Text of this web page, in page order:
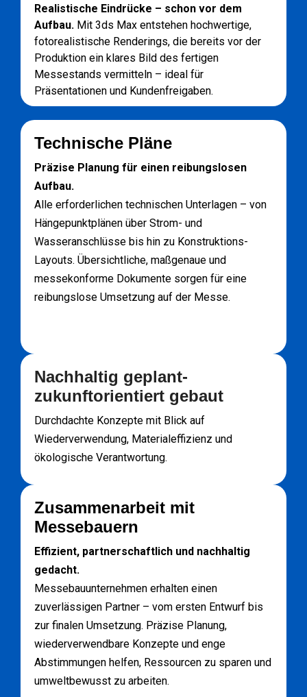
Realistische Eindrücke – schon vor dem
Aufbau. Mit 3ds Max entstehen hochwertige,
fotorealistische Renderings, die bereits vor der
Produktion ein klares Bild des fertigen
Messestands vermitteln – ideal für
Präsentationen und Kundenfreigaben.
Technische Pläne
Präzise Planung für einen reibungslosen
Aufbau.
Alle erforderlichen technischen Unterlagen – von
Hängepunktplänen über Strom- und
Wasseranschlüsse bis hin zu Konstruktions-
Layouts. Übersichtliche, maßgenaue und
messekonforme Dokumente sorgen für eine
reibungslose Umsetzung auf der Messe.
Nachhaltig geplant-
zukunftorientiert gebaut
Durchdachte Konzepte mit Blick auf
Wiederverwendung, Materialeffizienz und
ökologische Verantwortung.
Zusammenarbeit mit
Messebauern
Effizient, partnerschaftlich und nachhaltig
gedacht.
Messebauunternehmen erhalten einen
zuverlässigen Partner – vom ersten Entwurf bis
zur finalen Umsetzung. Präzise Planung,
wiederverwendbare Konzepte und enge
Abstimmungen helfen, Ressourcen zu sparen und
umweltbewusst zu arbeiten.